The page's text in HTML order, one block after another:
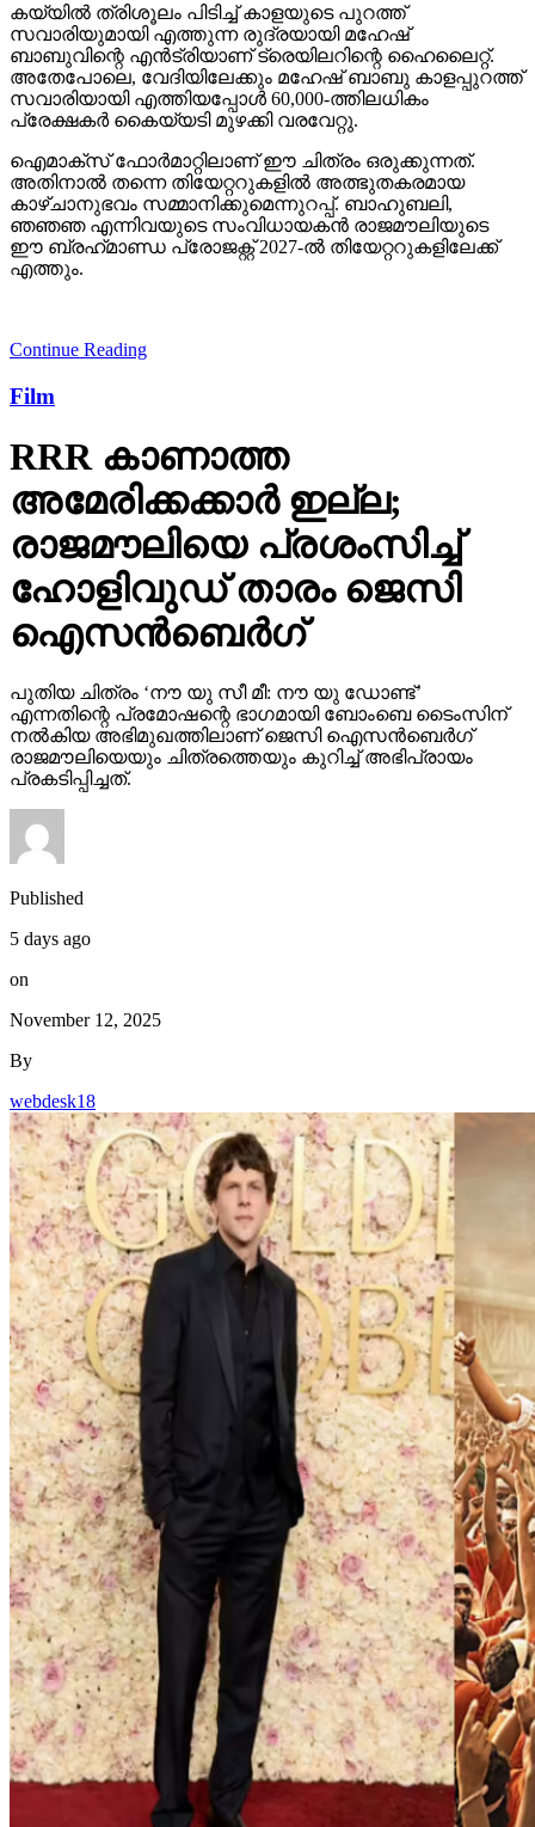
കയ്യില്‍ ത്രിശൂലം പിടിച്ച് കാളയുടെ പുറത്ത്
സവാരിയുമായി എത്തുന്ന രുദ്രയായി മഹേഷ്
ബാബുവിന്റെ എന്‍ട്രിയാണ് ട്രെയിലറിന്റെ ഹൈലൈറ്റ്.
അതേപോലെ, വേദിയിലേക്കും മഹേഷ് ബാബു കാളപ്പുറത്ത്
സവാരിയായി എത്തിയപ്പോള്‍ 60,000-ത്തിലധികം
പ്രേക്ഷകര്‍ കൈയ്യടി മുഴക്കി വരവേറ്റു.
ഐമാക്‌സ് ഫോര്‍മാറ്റിലാണ് ഈ ചിത്രം ഒരുക്കുന്നത്.
അതിനാല്‍ തന്നെ തിയേറ്ററുകളില്‍ അത്ഭുതകരമായ
കാഴ്ചാനുഭവം സമ്മാനിക്കുമെന്നുറപ്പ്. ബാഹുബലി,
ഞഞഞ എന്നിവയുടെ സംവിധായകന്‍ രാജമൗലിയുടെ
ഈ ബ്രഹ്‌മാണ്ഡ പ്രോജക്റ്റ് 2027-ല്‍ തിയേറ്ററുകളിലേക്ക്
എത്തും.
Continue Reading
Film
RRR കാണാത്ത
അമേരിക്കക്കാര്‍ ഇല്ല;
രാജമൗലിയെ പ്രശംസിച്ച്
ഹോളിവുഡ് താരം ജെസി
ഐസന്‍ബെര്‍ഗ്
പുതിയ ചിത്രം ‘നൗ യു സീ മീ: നൗ യു ഡോണ്ട്’
എന്നതിന്റെ പ്രമോഷന്റെ ഭാഗമായി ബോംബെ ടൈംസിന്
നല്‍കിയ അഭിമുഖത്തിലാണ് ജെസി ഐസന്‍ബെര്‍ഗ്
രാജമൗലിയെയും ചിത്രത്തെയും കുറിച്ച് അഭിപ്രായം
പ്രകടിപ്പിച്ചത്.
Published
5 days ago
on
November 12, 2025
By
webdesk18